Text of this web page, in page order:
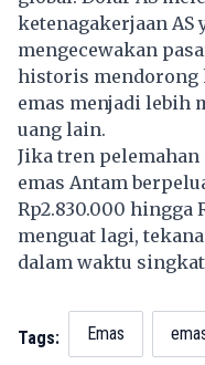
ketenagakerjaan
mengecewakan
historis mendorong
emas menjadi lebih
uang lain.
Jika tren
emas Antam
Rp2.830.000 hingga
menguat lagi,
dalam waktu
Tags: Emas